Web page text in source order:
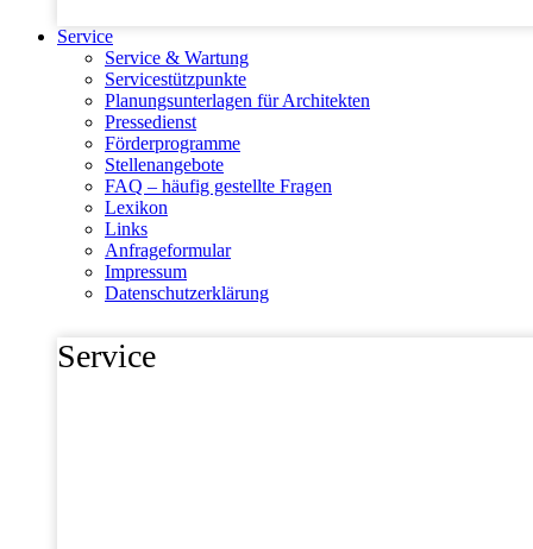
Service
Service & Wartung
Servicestützpunkte
Planungsunterlagen für Architekten
Pressedienst
Förderprogramme
Stellenangebote
FAQ – häufig gestellte Fragen
Lexikon
Links
Anfrageformular
Impressum
Datenschutzerklärung
Service